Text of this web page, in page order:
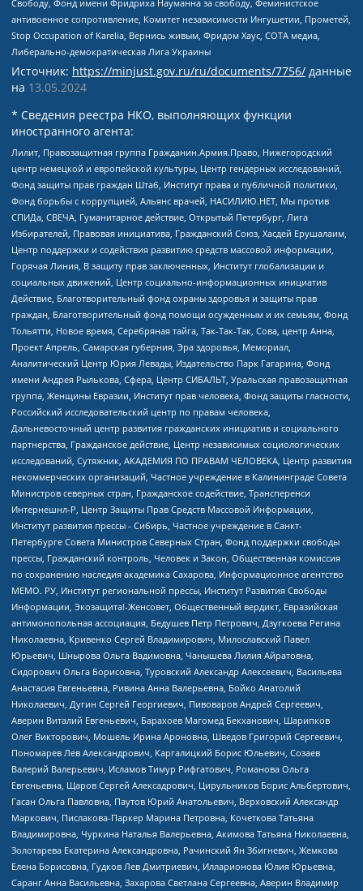
Свободу, Фонд имени Фридриха Науманна за свободу, Феминистское
антивоенное сопротивление, Комитет независимости Ингушетии, Прометей,
Stop Occupation of Karelia, Вернись живым, Фридом Хаус, СОТА медиа,
Либерально-демократическая Лига Украины
Источник: https://minjust.gov.ru/ru/documents/7756/ данные
на 13.05.2024
* Сведения реестра НКО, выполняющих функции
иностранного агента:
Лилит, Правозащитная группа Гражданин.Армия.Право, Нижегородский
центр немецкой и европейской культуры, Центр гендерных исследований,
Фонд защиты прав граждан Штаб, Институт права и публичной политики,
Фонд борьбы с коррупцией, Альянс врачей, НАСИЛИЮ.НЕТ, Мы против
СПИДа, СВЕЧА, Гуманитарное действие, Открытый Петербург, Лига
Избирателей, Правовая инициатива, Гражданский Союз, Хасдей Ерушалаим,
Центр поддержки и содействия развитию средств массовой информации,
Горячая Линия, В защиту прав заключенных, Институт глобализации и
социальных движений, Центр социально-информационных инициатив
Действие, Благотворительный фонд охраны здоровья и защиты прав
граждан, Благотворительный фонд помощи осужденным и их семьям, Фонд
Тольятти, Новое время, Серебряная тайга, Так-Так-Так, Сова, центр Анна,
Проект Апрель, Самарская губерния, Эра здоровья, Мемориал,
Аналитический Центр Юрия Левады, Издательство Парк Гагарина, Фонд
имени Андрея Рылькова, Сфера, Центр СИБАЛЬТ, Уральская правозащитная
группа, Женщины Евразии, Институт прав человека, Фонд защиты гласности,
Российский исследовательский центр по правам человека,
Дальневосточный центр развития гражданских инициатив и социального
партнерства, Гражданское действие, Центр независимых социологических
исследований, Сутяжник, АКАДЕМИЯ ПО ПРАВАМ ЧЕЛОВЕКА, Центр развития
некоммерческих организаций, Частное учреждение в Калининграде Совета
Министров северных стран, Гражданское содействие, Трансперенси
Интернешнл-Р, Центр Защиты Прав Средств Массовой Информации,
Институт развития прессы - Сибирь, Частное учреждение в Санкт-
Петербурге Совета Министров Северных Стран, Фонд поддержки свободы
прессы, Гражданский контроль, Человек и Закон, Общественная комиссия
по сохранению наследия академика Сахарова, Информационное агентство
МЕМО. РУ, Институт региональной прессы, Институт Развития Свободы
Информации, Экозащита!-Женсовет, Общественный вердикт, Евразийская
антимонопольная ассоциация, Бедушев Петр Петрович, Дзугкоева Регина
Николаевна, Кривенко Сергей Владимирович, Милославский Павел
Юрьевич, Шнырова Ольга Вадимовна, Чанышева Лилия Айратовна,
Сидорович Ольга Борисовна, Туровский Александр Алексеевич, Васильева
Анастасия Евгеньевна, Ривина Анна Валерьевна, Бойко Анатолий
Николаевич, Дугин Сергей Георгиевич, Пивоваров Андрей Сергеевич,
Аверин Виталий Евгеньевич, Барахоев Магомед Бекханович, Шарипков
Олег Викторович, Мошель Ирина Ароновна, Шведов Григорий Сергеевич,
Пономарев Лев Александрович, Каргалицкий Борис Юльевич, Созаев
Валерий Валерьевич, Исламов Тимур Рифгатович, Романова Ольга
Евгеньевна, Щаров Сергей Алексадрович, Цирульников Борис Альбертович,
Гасан Ольга Павловна, Паутов Юрий Анатольевич, Верховский Александр
Маркович, Пислакова-Паркер Марина Петровна, Кочеткова Татьяна
Владимировна, Чуркина Наталья Валерьевна, Акимова Татьяна Николаевна,
Золотарева Екатерина Александровна, Рачинский Ян Збигневич, Жемкова
Елена Борисовна, Гудков Лев Дмитриевич, Илларионова Юлия Юрьевна,
Саранг Анна Васильевна, Захарова Светлана Сергеевна, Аверин Владимир